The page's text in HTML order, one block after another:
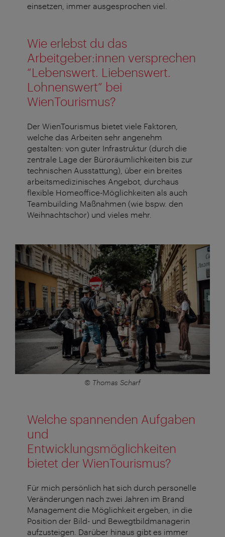
einsetzen, immer ausgesprochen viel.
Wie erlebst du das
Arbeitgeber:innen versprechen
“Lebenswert. Liebenswert.
Lohnenswert” bei
WienTourismus?
Der WienTourismus bietet viele Faktoren,
welche das Arbeiten sehr angenehm
gestalten: von guter Infrastruktur (durch die
zentrale Lage der Büroräumlichkeiten bis zur
technischen Ausstattung), über ein breites
arbeitsmedizinisches Angebot, durchaus
flexible Homeoffice-Möglichkeiten als auch
Teambuilding Maßnahmen (wie bspw. den
Weihnachtschor) und vieles mehr.
© Thomas Scharf
Welche spannenden Aufgaben
und
Entwicklungsmöglichkeiten
bietet der WienTourismus?
Für mich persönlich hat sich durch personelle
Veränderungen nach zwei Jahren im Brand
Management die Möglichkeit ergeben, in die
Position der Bild- und Bewegtbildmanagerin
aufzusteigen. Darüber hinaus gibt es immer